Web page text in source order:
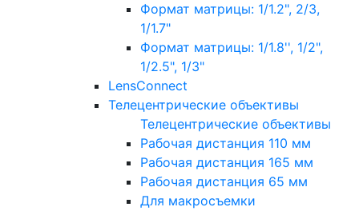
Формат матрицы: 1/1.2", 2/3,
1/1.7"
Формат матрицы: 1/1.8'', 1/2",
1/2.5", 1/3"
LensConnect
Телецентрические объективы
Телецентрические объективы
Рабочая дистанция 110 мм
Рабочая дистанция 165 мм
Рабочая дистанция 65 мм
Для макросъемки